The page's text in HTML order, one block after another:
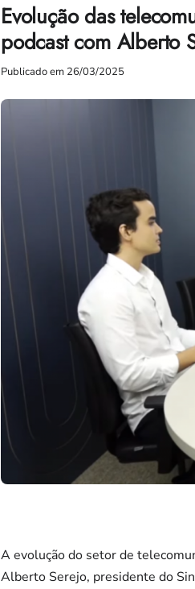
Evolução das
podcast com Alberto
Publicado em 26/03/2025
A evolução do setor de
Alberto Serejo, presidente do